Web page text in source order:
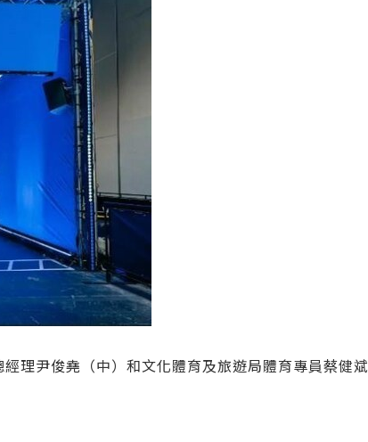
理尹俊堯（中）和文化體育及旅遊局體育專員蔡健斌